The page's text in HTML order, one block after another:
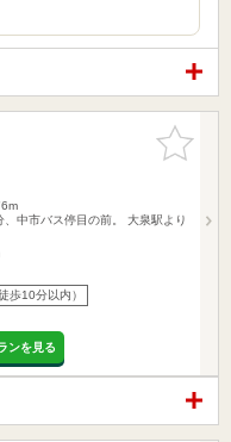
お気に入
りに追加
中市バス停目の前。 大泉駅より
歩10分以内）
ンを見る